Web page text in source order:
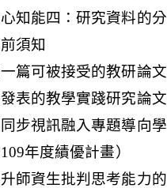
知能四：研究資料的
須知
篇可被接受的教研論文
表的教學實踐研究論文
步視訊融入專題導向
年度績優計畫）
師資生批判思考能力